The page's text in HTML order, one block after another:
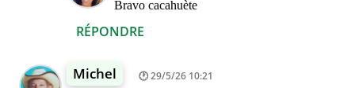
RÉPONDRE
Bravo cacahuète
Michel 29/5/26 10:21